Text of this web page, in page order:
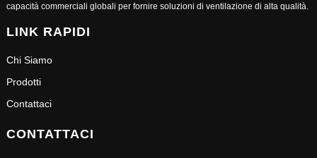
capacità commerciali globali per fornire soluzioni di ventilazione di alta qualità.
LINK RAPIDI
Chi Siamo
Prodotti
Contattaci
CONTATTACI